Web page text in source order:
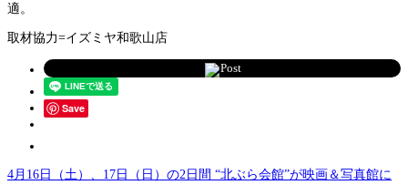
適。
取材協力=イズミヤ和歌山店
Post
Save
4月16日（土）、17日（日）の2日間 “北ぶら会館”が映画＆写真館に